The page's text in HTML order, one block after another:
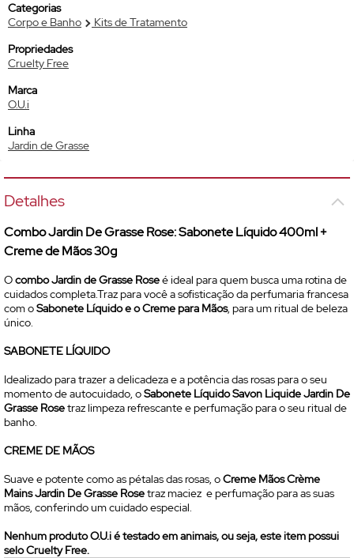
Categorias
Corpo e Banho
Kits de Tratamento
Propriedades
Cruelty Free
Marca
O.U.i
Linha
Jardin de Grasse
Detalhes
Combo Jardin De Grasse Rose: Sabonete Líquido 400ml +
Creme de Mãos 30g
Ocombo Jardin de Grasse Roseé ideal para quem busca uma rotina de
cuidados completa.Traz para você a sofisticação da perfumaria francesa
com oSabonete Líquido e o Creme para Mãos, para um ritual de beleza
único.
SABONETE LÍQUIDO
Idealizado para trazer a delicadeza e a potência das rosas para o seu
momento de autocuidado, oSabonete Líquido Savon Liquide Jardin De
Grasse Rosetraz limpeza refrescante e perfumação para o seu ritual de
banho.
CREME DE MÃOS
Suave e potente como as pétalas das rosas, oCreme Mãos Crème
Mains Jardin De Grasse Rosetraz maciez e perfumação para as suas
mãos, conferindo um cuidado especial.
Nenhum produto O.U.i é testado em animais, ou seja, este item possui
seloCruelty Free.